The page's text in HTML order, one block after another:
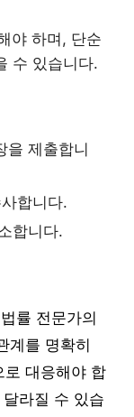
야 하며, 단순
수 있습니다.
을 제출합니
합니다.
합니다.
률 전문가의
계를 명확히
로 대응해야 합
라질 수 있습